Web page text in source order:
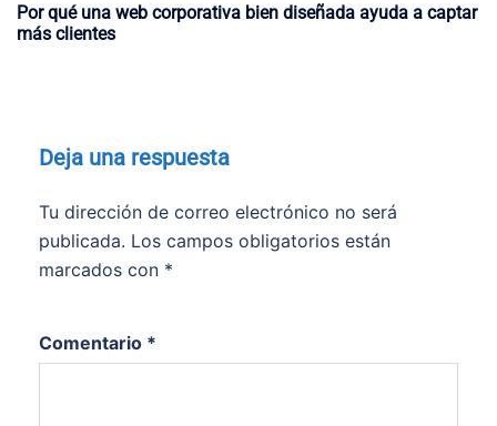
Por qué una web corporativa bien diseñada ayuda a captar
más clientes
Deja una respuesta
Tu dirección de correo electrónico no será
publicada. Los campos obligatorios están
marcados con *
Comentario *